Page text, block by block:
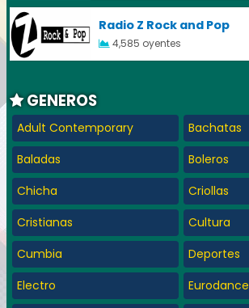
Radio Z Rock and Pop
4,585 oyentes
GENEROS
Adult Contemporary
Bachatas
Baladas
Boleros
Chicha
Criollas
Cristianas
Cultura
Cumbia
Deportes
Electro
Eurodance